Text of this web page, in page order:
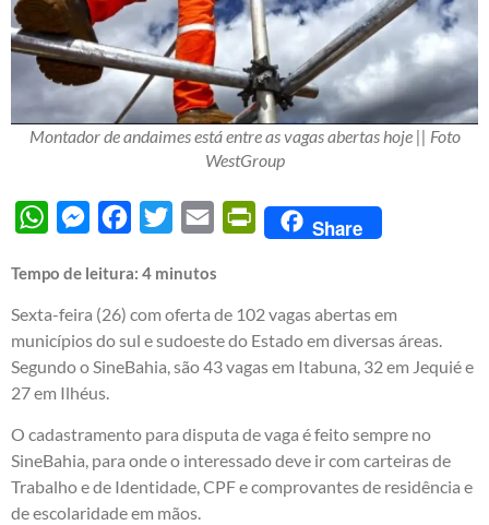
Montador de andaimes está entre as vagas abertas hoje || Foto
WestGroup
WhatsAppMessengerFacebook
Twitter Email PrintFriendly
Share
Tempo de leitura: 4 minutos
Sexta-feira (26) com oferta de 102 vagas abertas em
municípios do sul e sudoeste do Estado em diversas áreas.
Segundo o SineBahia, são 43 vagas em Itabuna, 32 em Jequié e
27 em Ilhéus.
O cadastramento para disputa de vaga é feito sempre no
SineBahia, para onde o interessado deve ir com carteiras de
Trabalho e de Identidade, CPF e comprovantes de residência e
de escolaridade em mãos.